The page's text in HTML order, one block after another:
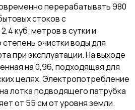
перерабатывать 980
стоков с
куб. метров в сутки и
очистки воды для
при эксплуатации. На выходе
на 0,96, подходящая для
целях. Электропотребление
лотка подводящего патрубка
от 55 cм от уровня земли.